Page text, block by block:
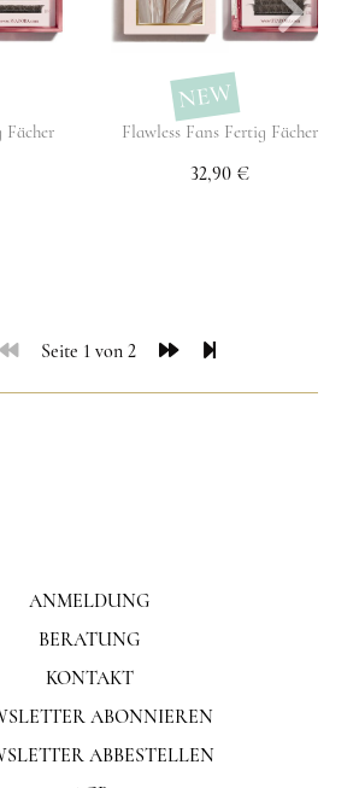
Fächer
NEW
Flawless Fans Fertig Fächer
32,90 €
Seite 1 von 2
ANMELDUNG
BERATUNG
KONTAKT
ABONNIEREN
ABBESTELLEN